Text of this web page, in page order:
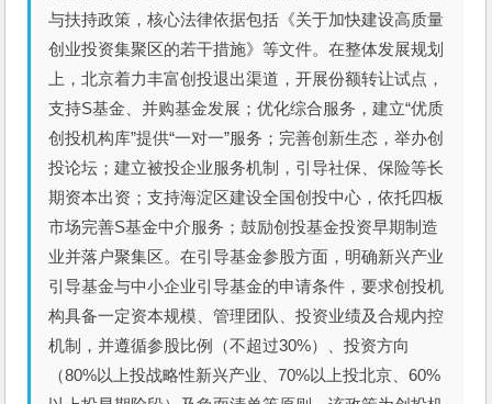
与扶持政策，核心法律依据包括《关于加快建设高质量
创业投资集聚区的若干措施》等文件。在整体发展规划
上，北京着力丰富创投退出渠道，开展份额转让试点，
支持S基金、并购基金发展；优化综合服务，建立“优质
创投机构库”提供“一对一”服务；完善创新生态，举办创
投论坛；建立被投企业服务机制，引导社保、保险等长
期资本出资；支持海淀区建设全国创投中心，依托四板
市场完善S基金中介服务；鼓励创投基金投资早期制造
业并落户聚集区。在引导基金参股方面，明确新兴产业
引导基金与中小企业引导基金的申请条件，要求创投机
构具备一定资本规模、管理团队、投资业绩及合规内控
机制，并遵循参股比例（不超过30%）、投资方向
（80%以上投战略性新兴产业、70%以上投北京、60%